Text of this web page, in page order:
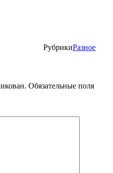
РубрикиРазное
Обязательные поля